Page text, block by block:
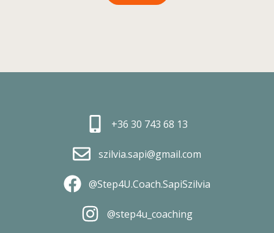
+36 30 743 68 13
szilvia.sapi@gmail.com
@Step4U.Coach.SapiSzilvia
@step4u_coaching